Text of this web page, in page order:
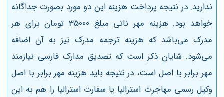
ندارید. در نتیجه پرداخت هزینه این دو مورد بصورت جداگانه
خواهد بود. هزینه مهر ناتی مبلغ 35000 تومان برای هر
مدرک می‌باشد که هزینه ترجمه مدرک نیز به آن اضافه
می‌شود. شایان ذکر است که تصدیق مدارک فارسی نیازمند
مهر برابر با اصل است، در نتیجه باید هزینه مهر برابر با اصل
وکیل رسمی مهاجرت استرالیا یا سفارت استرالیا را هم به این